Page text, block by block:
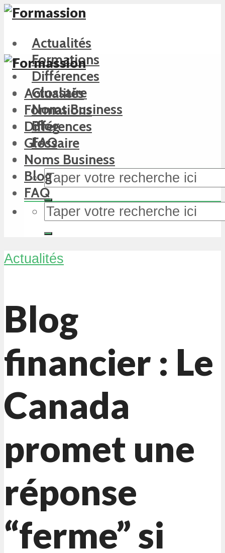
Actualités
Formations
Différences
Glossaire
Noms Business
Blog
FAQ
Actualités
Formations
Différences
Glossaire
Noms Business
Blog
FAQ
Actualités
Blog
financier : Le
Canada
promet une
réponse
“ferme” si